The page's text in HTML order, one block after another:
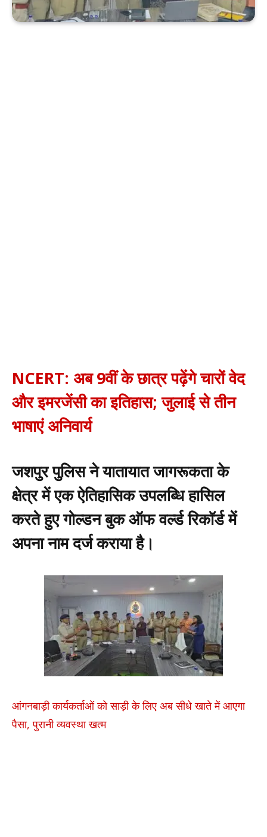
NCERT: अब 9वीं के छात्र पढ़ेंगे चारों वेद
और इमरजेंसी का इतिहास; जुलाई से तीन
भाषाएं अनिवार्य
जशपुर पुलिस ने यातायात जागरूकता के
क्षेत्र में एक ऐतिहासिक उपलब्धि हासिल
करते हुए गोल्डन बुक ऑफ वर्ल्ड रिकॉर्ड में
अपना नाम दर्ज कराया है।
आंगनबाड़ी कार्यकर्ताओं को साड़ी के लिए अब सीधे खाते में आएगा
पैसा, पुरानी व्यवस्था खत्म